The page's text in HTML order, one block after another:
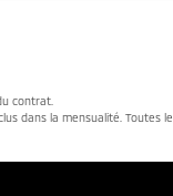
contrat.
dans la mensualité. Toutes